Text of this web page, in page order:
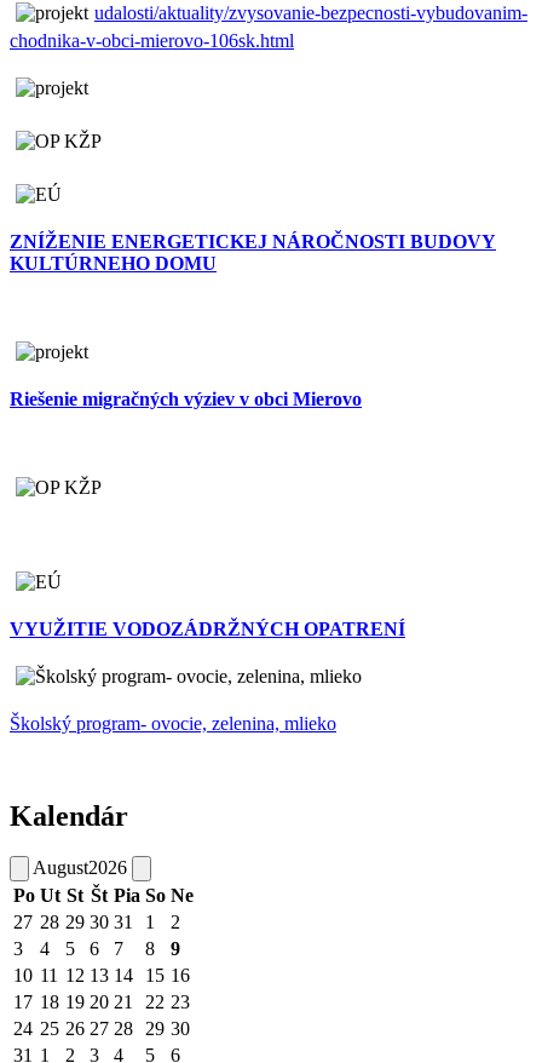
udalosti/aktuality/zvysovanie-bezpecnosti-vybudovanim-
chodnika-v-obci-mierovo-106sk.html
ZNÍŽENIE ENERGETICKEJ NÁROČNOSTI BUDOVY
KULTÚRNEHO DOMU
Riešenie migračných výziev v obci Mierovo
VYUŽITIE VODOZÁDRŽNÝCH OPATRENÍ
Školský program- ovocie, zelenina, mlieko
Kalendár
August2026
Po Ut St Št Pia So Ne
27 28 29 30 31 1
2
3
4 5 6 7 8
9
10 11 12 13 14 15 16
17 18 19 20 21 22 23
24 25 26 27 28 29 30
31 1 2 3 4 5 6